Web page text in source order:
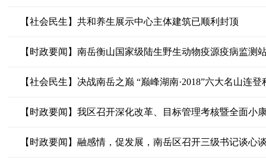
【社会民生】共和养生展示中心主体建筑已顺利封顶
【时政要闻】南岳衡山国家级陆生野生动物疫源疫病监测
【社会民生】决战南岳之巅 “巅峰湖南·2018”六大名山连
【时政要闻】我区召开深化改革、目标管理考核暨全面小
【时政要闻】融感情，促发展，南岳区召开三级书记谈心